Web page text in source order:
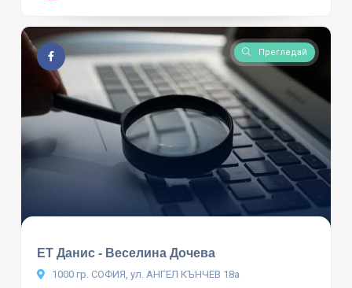
Прегледай
ЕТ Данис - Веселина Дочева
1000 гр. СОФИЯ, ул. АНГЕЛ КЪНЧЕВ 18а